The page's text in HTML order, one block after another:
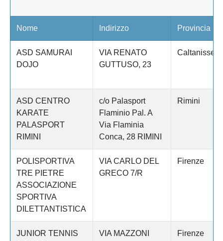
Nome Indirizzo Provincia
ASD SAMURAI
DOJO
VIA RENATO
GUTTUSO, 23
Caltanissetta
ASD CENTRO
KARATE
PALASPORT
RIMINI
c/o Palasport
Flaminio Pal. A
Via Flaminia
Conca, 28 RIMINI
Rimini
POLISPORTIVA
TRE PIETRE
ASSOCIAZIONE
SPORTIVA
DILETTANTISTICA
VIA CARLO DEL
GRECO 7/R
Firenze
JUNIOR TENNIS
VIA MAZZONI Firenze